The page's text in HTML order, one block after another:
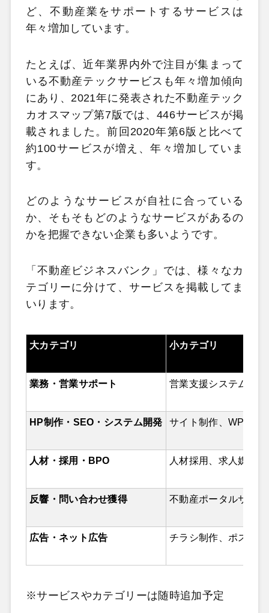
ど、不動産業をサポートするサービスは
年々増加しています。
たとえば、近年業界内外で注目が集まって
いる不動産テックサービスも年々増加傾向
にあり、2021年に発表された不動産テック
カオスマップ第7版では、446サービスが掲
載されました。前回2020年第6版と比べて
約100サービスが増え、年々増加していま
す。
どのようなサービスが自社に合っている
か、そもそもどのようなサービスがあるの
かを把握できない企業も多いようです。
「不動産ビジネスバンク」では、様々なカ
テゴリーに分けて、サービスを掲載してま
いります。
大カテゴリ 小カテゴリ
業務・営業サポート 営業支援システム、
HP制作・SEO・システム開発 サイト制作、WP（ワ
人材・採用・BPO 人材採用、求人媒体
反響・問い合わせ獲得 不動産ポータルサイ
広告・ネット広告 チラシ制作、ポステ
※サービスやカテゴリーは随時追加予定